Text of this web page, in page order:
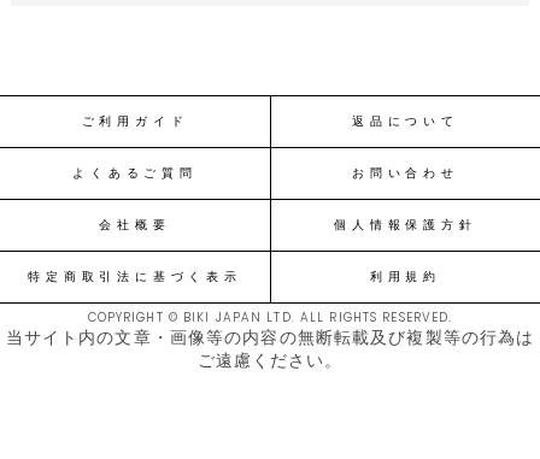
ご利用ガイド 返品について
よくあるご質問 お問い合わせ
会社概要 個人情報保護方針
特定商取引法に基づく表示 利用規約
COPYRIGHT © BIKI JAPAN LTD. ALL RIGHTS RESERVED.
当サイト内の文章・画像等の内容の無断転載及び複製等の行為は
ご遠慮ください。